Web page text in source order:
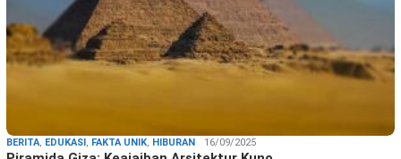
BERITA, EDUKASI, FAKTA UNIK, HIBURAN 16/09/2025